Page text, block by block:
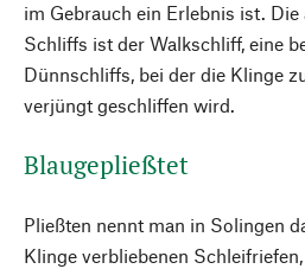
im Gebrauch ein Erlebnis ist.
Schliffs ist der Walkschliff, eine
Dünnschliffs, bei der die Klinge
verjüngt geschliffen wird.
Blaugepließtet
Pließten nennt man in Solingen
Klinge verbliebenen